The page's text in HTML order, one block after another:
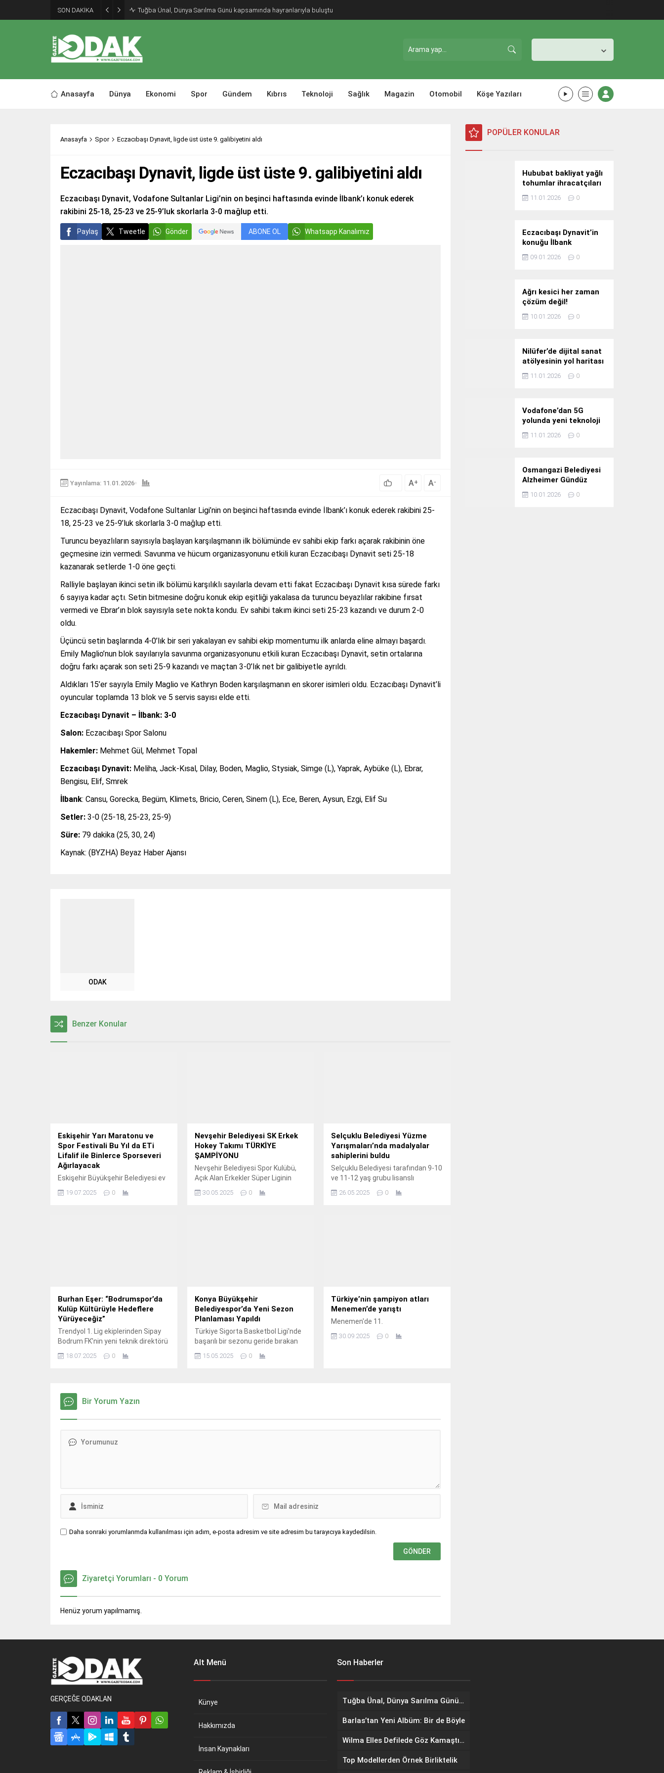
SON DAKİKA Tuğba Ünal, Dünya Sarılma Günü kapsamında hayranlarıyla buluştu
Anasayfa Dünya Ekonomi Spor Gündem Kıbrıs Teknoloji Sağlık Magazin Otomobil Köşe Yazıları
Anasayfa Spor Eczacıbaşı Dynavit, ligde üst üste 9. galibiyetini aldı
Eczacıbaşı Dynavit, ligde üst üste 9. galibiyetini aldı
Eczacıbaşı Dynavit, Vodafone Sultanlar Ligi’nin on beşinci haftasında evinde İlbank’ı konuk ederek
rakibini 25-18, 25-23 ve 25-9’luk skorlarla 3-0 mağlup etti.
Paylaş Tweetle Gönder ABONE OL Whatsapp Kanalımız
Yayınlama: 11.01.2026 A+ A-
Eczacıbaşı Dynavit, Vodafone Sultanlar Ligi’nin on beşinci haftasında evinde İlbank’ı konuk ederek rakibini 25-
18, 25-23 ve 25-9’luk skorlarla 3-0 mağlup etti.
Turuncu beyazlıların sayısıyla başlayan karşılaşmanın ilk bölümünde ev sahibi ekip farkı açarak rakibinin öne
geçmesine izin vermedi. Savunma ve hücum organizasyonunu etkili kuran Eczacıbaşı Dynavit seti 25-18
kazanarak setlerde 1-0 öne geçti.
Ralliyle başlayan ikinci setin ilk bölümü karşılıklı sayılarla devam etti fakat Eczacıbaşı Dynavit kısa sürede farkı
6 sayıya kadar açtı. Setin bitmesine doğru konuk ekip eşitliği yakalasa da turuncu beyazlılar rakibine fırsat
vermedi ve Ebrar’ın blok sayısıyla sete nokta kondu. Ev sahibi takım ikinci seti 25-23 kazandı ve durum 2-0
oldu.
Üçüncü setin başlarında 4-0’lık bir seri yakalayan ev sahibi ekip momentumu ilk anlarda eline almayı başardı.
Emily Maglio’nun blok sayılarıyla savunma organizasyonunu etkili kuran Eczacıbaşı Dynavit, setin ortalarına
doğru farkı açarak son seti 25-9 kazandı ve maçtan 3-0’lık net bir galibiyetle ayrıldı.
Aldıkları 15’er sayıyla Emily Maglio ve Kathryn Boden karşılaşmanın en skorer isimleri oldu. Eczacıbaşı Dynavit’li
oyuncular toplamda 13 blok ve 5 servis sayısı elde etti.
Eczacıbaşı Dynavit – İlbank: 3-0
Salon: Eczacıbaşı Spor Salonu
Hakemler: Mehmet Gül, Mehmet Topal
Eczacıbaşı Dynavit: Meliha, Jack-Kısal, Dilay, Boden, Maglio, Stysiak, Simge (L), Yaprak, Aybüke (L), Ebrar,
Bengisu, Elif, Smrek
İlbank: Cansu, Gorecka, Begüm, Klimets, Bricio, Ceren, Sinem (L), Ece, Beren, Aysun, Ezgi, Elif Su
Setler: 3-0 (25-18, 25-23, 25-9)
Süre: 79 dakika (25, 30, 24)
Kaynak: (BYZHA) Beyaz Haber Ajansı
ODAK
Benzer Konular
Eskişehir Yarı Maratonu ve
Spor Festivali Bu Yıl da ETi
Lifalif ile Binlerce Sporseveri
Ağırlayacak
Eskişehir Büyükşehir Belediyesi ev
sahipliğinde, ETi Lifalif ana
sponsorluğunda bu yıl 2-3 Ağustos
19.07.2025 0
Nevşehir Belediyesi SK Erkek
Hokey Takımı TÜRKİYE
ŞAMPİYONU
Nevşehir Belediyesi Spor Kulübü,
Açık Alan Erkekler Süper Liginin
final maçında Metpack Alanya
Yıldızları’nı 6-0 yenerek 2024-2025
30.05.2025 0
Selçuklu Belediyesi Yüzme
Yarışmaları’nda madalyalar
sahiplerini buldu
Selçuklu Belediyesi tarafından 9-10
ve 11-12 yaş grubu lisanslı
sporculara yönelik düzenlenen
yüzme yarışmalarında dereceye
26.05.2025 0
Burhan Eşer: “Bodrumspor’da
Kulüp Kültürüyle Hedeflere
Yürüyeceğiz”
Trendyol 1. Lig ekiplerinden Sipay
Bodrum FK’nin yeni teknik direktörü
güçlendirerek başarıya ulaşmayı
yaptığı Bodrumspor’da ilk teknik
direktörlük deneyimini yaşıyor.
Takımıyla Düzce’nin Kaynaşlı
Yaylası Tesisleri’nde yeni sezon
18.07.2025 0
Konya Büyükşehir
Belediyespor’da Yeni Sezon
Planlaması Yapıldı
Türkiye Sigorta Basketbol Ligi'nde
başarılı bir sezonu geride bırakan
yeni sezon planlaması yapıldı.
15.05.2025 0
Türkiye’nin şampiyon atları
Menemen’de yarıştı
Menemen'de 11.
30.09.2025 0
Bir Yorum Yazın
Daha sonraki yorumlarımda kullanılması için adım, e-posta adresim ve site adresim bu tarayıcıya kaydedilsin.
Ziyaretçi Yorumları - 0 Yorum
Henüz yorum yapılmamış.
POPÜLER KONULAR
Hububat bakliyat yağlı
tohumlar ihracatçıları
Güney Kore yolcusu
11.01.2026 0
Eczacıbaşı Dynavit’in
konuğu İlbank
09.01.2026 0
Ağrı kesici her zaman
çözüm değil!
10.01.2026 0
Nilüfer’de dijital sanat
atölyesinin yol haritası
konuşuldu
11.01.2026 0
Vodafone’dan 5G
yolunda yeni teknoloji
yatırımı
11.01.2026 0
Osmangazi Belediyesi
Alzheimer Gündüz
Bakım Evi 3. Yılını
Kutladı
10.01.2026 0
GERÇEĞE ODAKLAN
Alt Menü
Künye
Hakkımızda
İnsan Kaynakları
Son Haberler
Tuğba Ünal, Dünya Sarılma Günü kapsamında hayranlarıyla buluştu
Barlas’tan Yeni Albüm: Bir de Böyle
Wilma Elles Defilede Göz Kamaştırdı, Kuliste Oğlunu Uyuttu
Top Modellerden Örnek Birliktelik